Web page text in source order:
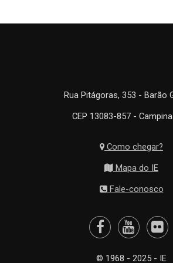
Rua Pitágoras, 353 - Barão
CEP 13083-857 -
Como chegar?
Mapa do IE
Fale-conosco
© 1968 - 2025 - IE